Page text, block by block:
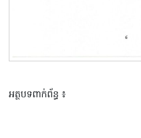
អត្ថបទពាក់ព័ន្ធ ៖